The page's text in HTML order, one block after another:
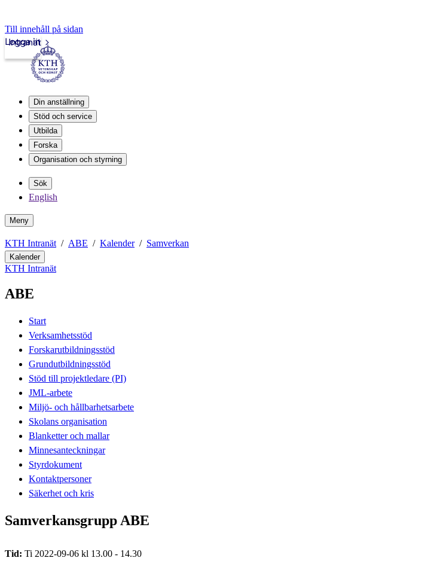
Till innehåll på sidan
Intranät
Logga in
Din anställning
Stöd och service
Utbilda
Forska
Organisation och styrning
Sök
English
Meny
KTH Intranät ABE Kalender Samverkan
Kalender
KTH Intranät
ABE
Start
Verksamhetsstöd
Forskarutbildningsstöd
Grundutbildningsstöd
Stöd till projektledare (PI)
JML-arbete
Miljö- och hållbarhetsarbete
Skolans organisation
Blanketter och mallar
Minnesanteckningar
Styrdokument
Kontaktpersoner
Säkerhet och kris
Samverkansgrupp ABE
Tid: Ti 2022-09-06 kl 13.00 - 14.30